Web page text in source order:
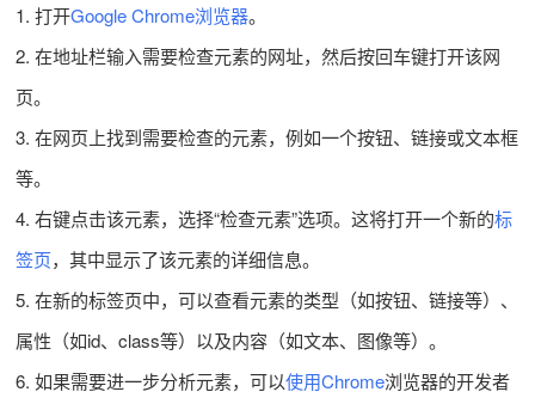
1. 打开Google Chrome浏览器。
2. 在地址栏输入需要检查元素的网址，然后按回车键打开该网
页。
3. 在网页上找到需要检查的元素，例如一个按钮、链接或文本框
等。
4. 右键点击该元素，选择“检查元素”选项。这将打开一个新的标
签页，其中显示了该元素的详细信息。
5. 在新的标签页中，可以查看元素的类型（如按钮、链接等）、
属性（如id、class等）以及内容（如文本、图像等）。
6. 如果需要进一步分析元素，可以使用Chrome浏览器的开发者